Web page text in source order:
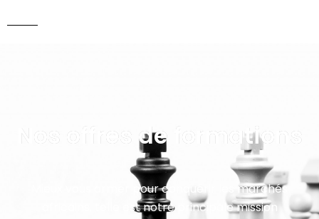
Nos offres de formations
Mieux vous armer pour conquérir les marchés
africains, telle est notre principale mission